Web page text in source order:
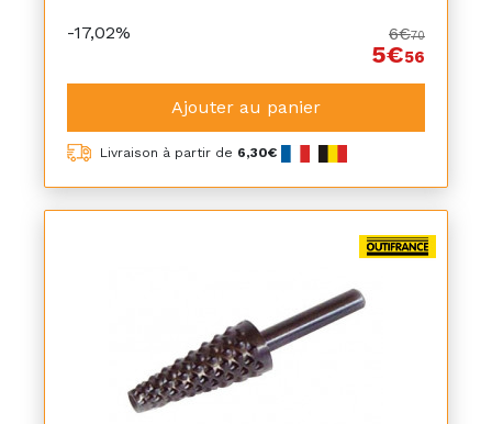
-17,02% 6€70
5€56
Ajouter au panier
Livraison à partir de 6,30€